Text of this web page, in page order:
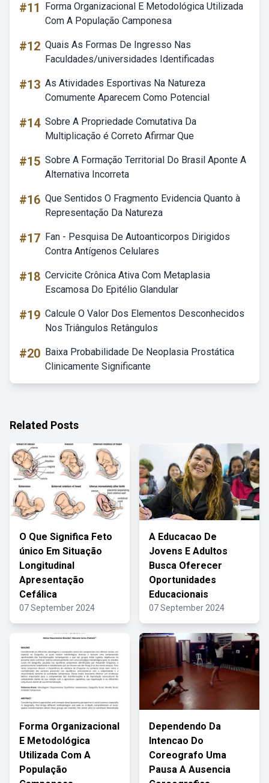
#11
Forma Organizacional E Metodológica Utilizada
Com A População Camponesa
#12 Quais As Formas De Ingresso Nas
Faculdades/universidades Identificadas
#13 As Atividades Esportivas Na Natureza
Comumente Aparecem Como Potencial
#14 Sobre A Propriedade Comutativa Da
Multiplicação é Correto Afirmar Que
#15 Sobre A Formação Territorial Do Brasil Aponte A
Alternativa Incorreta
#16 Que Sentidos O Fragmento Evidencia Quanto à
Representação Da Natureza
#17 Fan - Pesquisa De Autoanticorpos Dirigidos
Contra Antígenos Celulares
#18 Cervicite Crônica Ativa Com Metaplasia
Escamosa Do Epitélio Glandular
#19 Calcule O Valor Dos Elementos Desconhecidos
Nos Triângulos Retângulos
#20 Baixa Probabilidade De Neoplasia Prostática
Clinicamente Significante
Related Posts
O Que Significa Feto
único Em Situação
Longitudinal
Apresentação
Cefálica
07 September 2024
A Educacao De
Jovens E Adultos
Busca Oferecer
Oportunidades
Educacionais
07 September 2024
Forma Organizacional
E Metodológica
Utilizada Com A
População
Dependendo Da
Intencao Do
Coreografo Uma
Pausa A Ausencia